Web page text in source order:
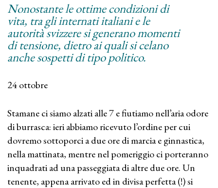
Nonostante le ottime condizioni di
vita, tra gli internati italiani e le
autorità svizzere si generano momenti
di tensione, dietro ai quali si celano
anche sospetti di tipo politico.
24 ottobre
Stamane ci siamo alzati alle 7 e fiutiamo nell’aria odore
di burrasca: ieri abbiamo ricevuto l’ordine per cui
dovremo sottoporci a due ore di marcia e ginnastica,
nella mattinata, mentre nel pomeriggio ci porteranno
inquadrati ad una passeggiata di altre due ore. Un
tenente, appena arrivato ed in divisa perfetta (!) si